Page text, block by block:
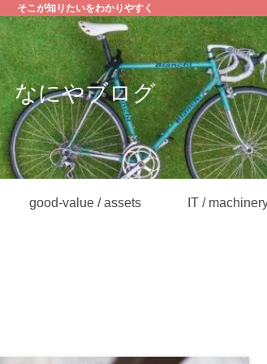
そこが知りたいをわかりやすく
なにやブログ
good-value / assets IT /